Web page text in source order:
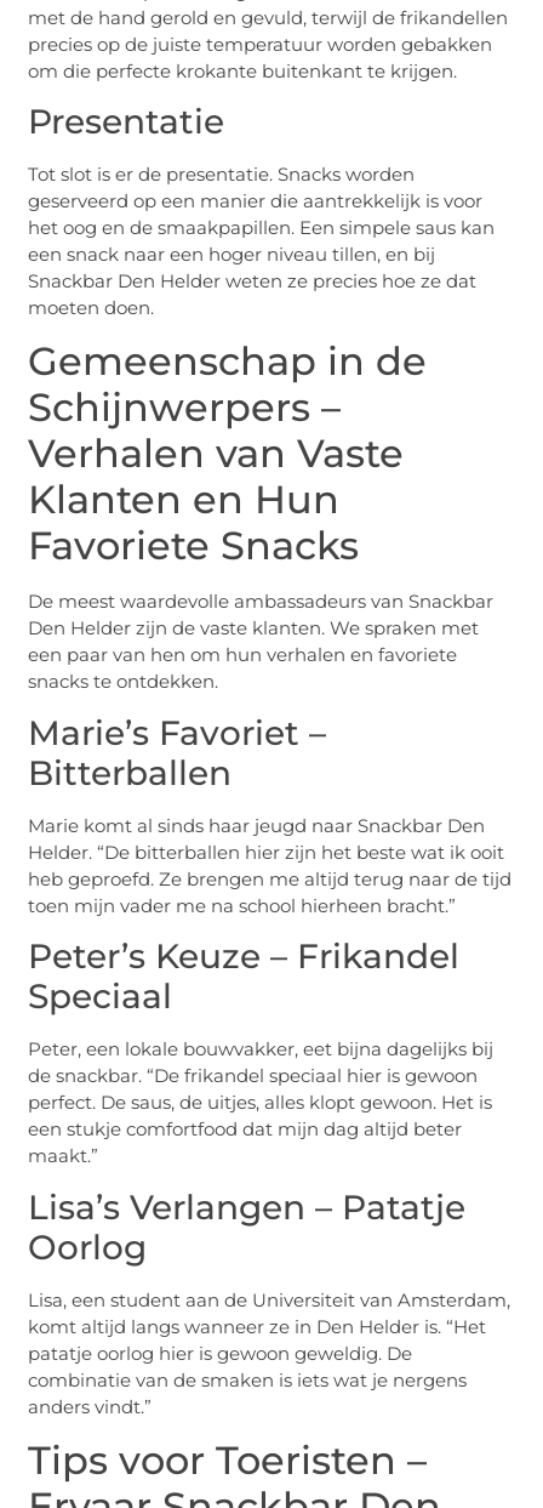
met de hand gerold en gevuld, terwijl de frikandellen
precies op de juiste temperatuur worden gebakken
om die perfecte krokante buitenkant te krijgen.
Presentatie
Tot slot is er de presentatie. Snacks worden
geserveerd op een manier die aantrekkelijk is voor
het oog en de smaakpapillen. Een simpele saus kan
een snack naar een hoger niveau tillen, en bij
Snackbar Den Helder weten ze precies hoe ze dat
moeten doen.
Gemeenschap in de
Schijnwerpers –
Verhalen van Vaste
Klanten en Hun
Favoriete Snacks
De meest waardevolle ambassadeurs van Snackbar
Den Helder zijn de vaste klanten. We spraken met
een paar van hen om hun verhalen en favoriete
snacks te ontdekken.
Marie’s Favoriet –
Bitterballen
Marie komt al sinds haar jeugd naar Snackbar Den
Helder. “De bitterballen hier zijn het beste wat ik ooit
heb geproefd. Ze brengen me altijd terug naar de tijd
toen mijn vader me na school hierheen bracht.”
Peter’s Keuze – Frikandel
Speciaal
Peter, een lokale bouwvakker, eet bijna dagelijks bij
de snackbar. “De frikandel speciaal hier is gewoon
perfect. De saus, de uitjes, alles klopt gewoon. Het is
een stukje comfortfood dat mijn dag altijd beter
maakt.”
Lisa’s Verlangen – Patatje
Oorlog
Lisa, een student aan de Universiteit van Amsterdam,
komt altijd langs wanneer ze in Den Helder is. “Het
patatje oorlog hier is gewoon geweldig. De
combinatie van de smaken is iets wat je nergens
anders vindt.”
Tips voor Toeristen –